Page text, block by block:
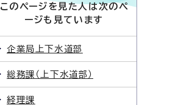
このページを見た人は次のペ
ージも見ています
企業局上下水道部
総務課（上下水道部）
経理課